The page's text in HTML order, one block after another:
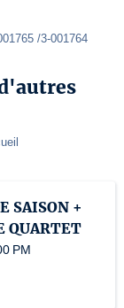
/3-001764
SAISON +
QUARTET
PM